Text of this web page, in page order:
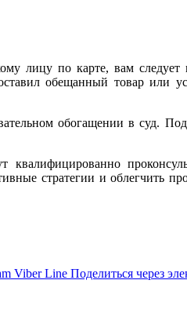
лицу по карте, вам следует
обещанный товар или
обогащении в суд.
квалифицированно
стратегии и облегчить
Viber Line Поделиться через